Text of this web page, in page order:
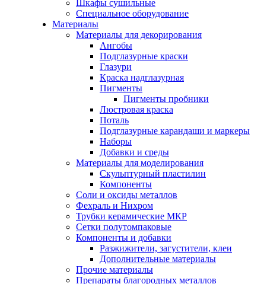
Шкафы сушильные
Специальное оборудование
Материалы
Материалы для декорирования
Ангобы
Подглазурные краски
Глазури
Краска надглазурная
Пигменты
Пигменты пробники
Люстровая краска
Поталь
Подглазурные карандаши и маркеры
Наборы
Добавки и среды
Материалы для моделирования
Скульптурный пластилин
Компоненты
Соли и оксиды металлов
Фехраль и Нихром
Трубки керамические МКР
Сетки полутомпаковые
Компоненты и добавки
Разжижители, загустители, клеи
Дополнительные материалы
Прочие материалы
Препараты благородных металлов